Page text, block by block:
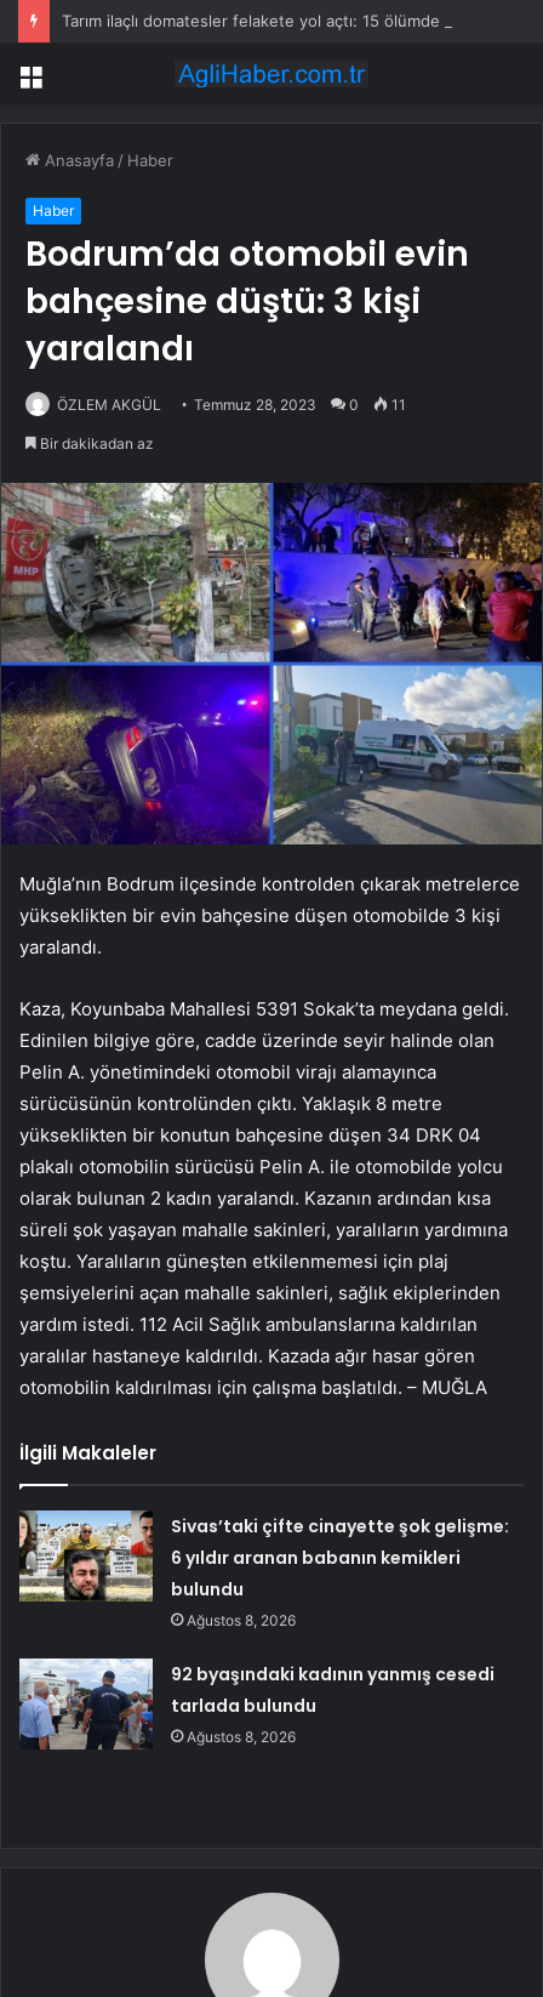
Menü
Anasayfa / Haber
Haber
Bodrum’da otomobil evin
bahçesine düştü: 3 kişi
yaralandı
ÖZLEM AKGÜL Temmuz 28, 2023 0 11
Bir dakikadan az
Muğla’nın Bodrum ilçesinde kontrolden çıkarak metrelerce
yükseklikten bir evin bahçesine düşen otomobilde 3 kişi
yaralandı.
Kaza, Koyunbaba Mahallesi 5391 Sokak’ta meydana geldi.
Edinilen bilgiye göre, cadde üzerinde seyir halinde olan
Pelin A. yönetimindeki otomobil virajı alamayınca
sürücüsünün kontrolünden çıktı. Yaklaşık 8 metre
yükseklikten bir konutun bahçesine düşen 34 DRK 04
plakalı otomobilin sürücüsü Pelin A. ile otomobilde yolcu
olarak bulunan 2 kadın yaralandı. Kazanın ardından kısa
süreli şok yaşayan mahalle sakinleri, yaralıların yardımına
koştu. Yaralıların güneşten etkilenmemesi için plaj
şemsiyelerini açan mahalle sakinleri, sağlık ekiplerinden
yardım istedi. 112 Acil Sağlık ambulanslarına kaldırılan
yaralılar hastaneye kaldırıldı. Kazada ağır hasar gören
otomobilin kaldırılması için çalışma başlatıldı. – MUĞLA
İlgili Makaleler
Sivas’taki çifte cinayette şok gelişme:
6 yıldır aranan babanın kemikleri
bulundu
Ağustos 8, 2026
92 byaşındaki kadının yanmış cesedi
tarlada bulundu
Ağustos 8, 2026